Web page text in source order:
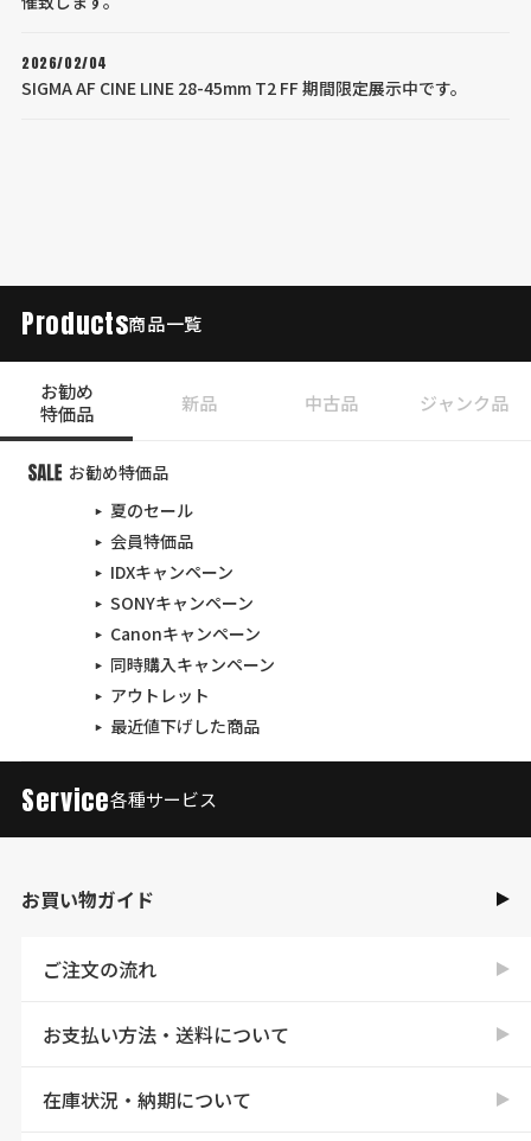
2026/02/04
SIGMA AF CINE LINE 28-45mm T2 FF 期間限定展示中です。
Products商品一覧
お勧め
特価品
新品 中古品 ジャンク品
お勧め特価品
夏のセール
会員特価品
IDXキャンペーン
SONYキャンペーン
Canonキャンペーン
同時購入キャンペーン
アウトレット
最近値下げした商品
Service各種サービス
お買い物ガイド
ご注文の流れ
お支払い方法・送料について
在庫状況・納期について